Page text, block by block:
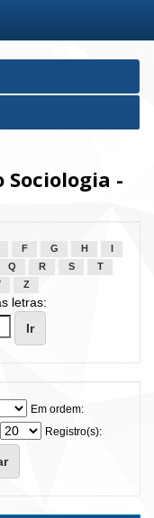
Sociologia -
F G H
Q R S
T
Z
letras:
Em ordem:
Registro(s):